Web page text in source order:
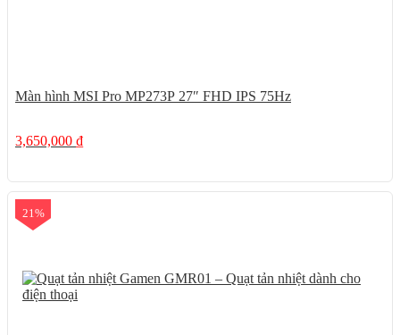
Màn hình MSI Pro MP273P 27″ FHD IPS 75Hz
3,650,000 ₫
21%